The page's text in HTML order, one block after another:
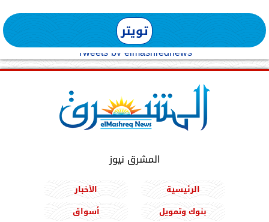
تويتر
Tweets by elmashreqnews
المشرق نيوز
الرئيسية
الأخبار
بنوك وتمويل
أسواق